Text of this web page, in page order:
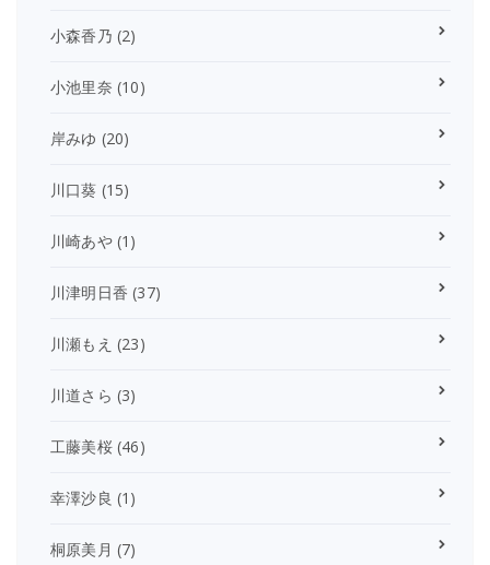
小森香乃 (2)
小池里奈 (10)
岸みゆ (20)
川口葵 (15)
川崎あや(1)
川津明日香 (37)
川瀬もえ (23)
川道さら (3)
工藤美桜(46)
幸澤沙良 (1)
桐原美月 (7)